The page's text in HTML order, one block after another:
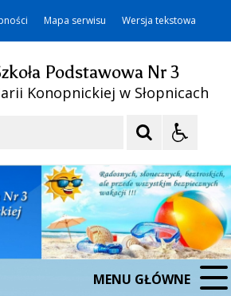
Mapa serwisu Wersja tekstowa
Podstawowa Nr 3
Konopnickiej w Słopnicach
MENU GŁÓWNE